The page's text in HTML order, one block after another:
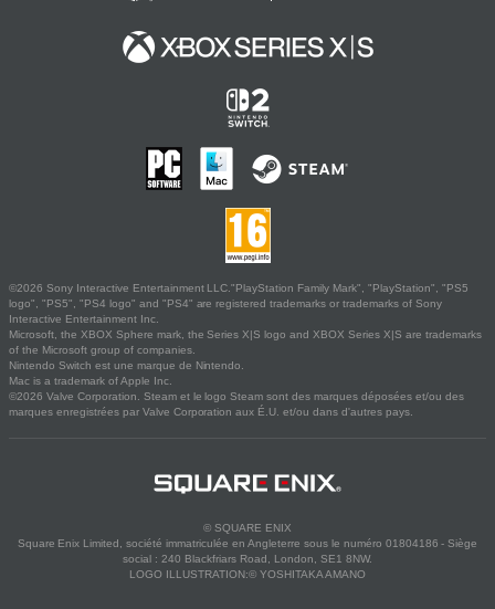
©2026 Sony Interactive Entertainment LLC."PlayStation Family Mark", "PlayStation", "PS5
logo", "PS5", "PS4 logo" and "PS4" are registered trademarks or trademarks of Sony
Interactive Entertainment Inc.
Microsoft, the XBOX Sphere mark, the Series X|S logo and XBOX Series X|S are trademarks
of the Microsoft group of companies.
Nintendo Switch est une marque de Nintendo.
Mac is a trademark of Apple Inc.
©2026 Valve Corporation. Steam et le logo Steam sont des marques déposées et/ou des
marques enregistrées par Valve Corporation aux É.U. et/ou dans d'autres pays.
© SQUARE ENIX
Square Enix Limited, société immatriculée en Angleterre sous le numéro 01804186 - Siège
social : 240 Blackfriars Road, London, SE1 8NW.
LOGO ILLUSTRATION:© YOSHITAKA AMANO